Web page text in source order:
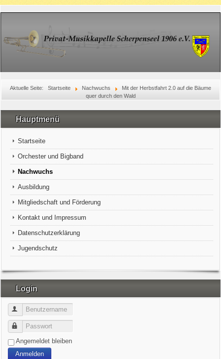
Aktuelle Seite: Startseite Nachwuchs
Mit der Herbstfahrt 2.0 auf die Bäume
quer durch den Wald
Hauptmenü
Startseite
Orchester und Bigband
Nachwuchs
Ausbildung
Mitgliedschaft und Förderung
Kontakt und Impressum
Datenschutzerklärung
Jugendschutz
Login
Benutzername
Passwort
Angemeldet bleiben
Anmelden